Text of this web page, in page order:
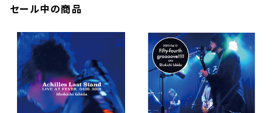
セール中の商品